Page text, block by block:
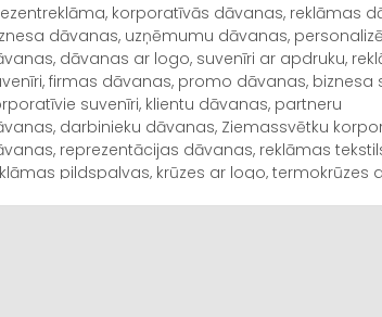
korporatīvās dāvanas, reklāmas
dāvanas, uzņēmumu dāvanas,
dāvanas ar logo, suvenīri ar apdruku,
firmas dāvanas, promo dāvanas, biznesa
suvenīri, klientu dāvanas, partneru
darbinieku dāvanas, Ziemassvētku
reprezentācijas dāvanas, reklāmas
pildspalvas, krūzes ar logo, termokrūzes